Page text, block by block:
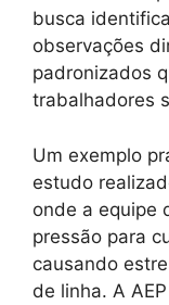
busca
observações
padronizados
trabalhadores
Um exemplo
estudo
onde a equipe
pressão para
causando
de linha. A